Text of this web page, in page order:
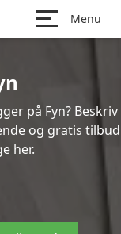
Menu
på Fyn? Beskriv
og gratis tilbud
her.